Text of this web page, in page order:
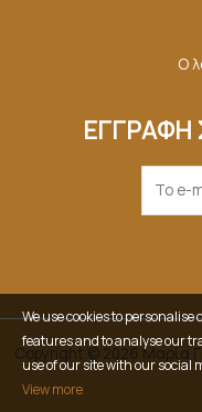
Ο
ΕΓΓΡΑΦΗ
Copyright © 2026 Μαρία
We use cookies to
features and to analyse our
use of our site with our
View more